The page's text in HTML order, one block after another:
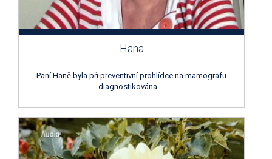
Hana
Paní Haně byla při preventivní prohlídce na mamografu
diagnostikována …